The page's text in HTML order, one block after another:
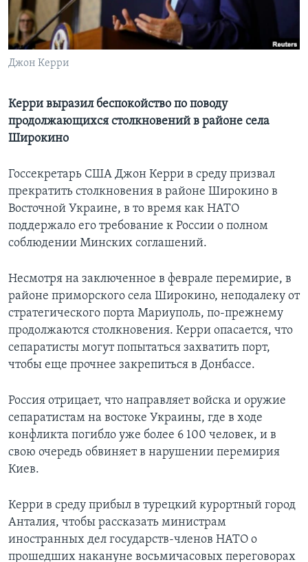
Learning English
СОЦИАЛЬНЫЕ СЕТИ
Языки
Джон Керри
Керри выразил беспокойство по поводу
продолжающихся столкновений в районе села
Широкино
Госсекретарь США Джон Керри в среду призвал
прекратить столкновения в районе Широкино в
Восточной Украине, в то время как НАТО
поддержало его требование к России о полном
соблюдении Минских соглашений.
Несмотря на заключенное в феврале перемирие, в
районе приморского села Широкино, неподалеку от
стратегического порта Мариуполь, по-прежнему
продолжаются столкновения. Керри опасается, что
сепаратисты могут попытаться захватить порт,
чтобы еще прочнее закрепиться в Донбассе.
Россия отрицает, что направляет войска и оружие
сепаратистам на востоке Украины, где в ходе
конфликта погибло уже более 6 100 человек, и в
свою очередь обвиняет в нарушении перемирия
Киев.
Керри в среду прибыл в турецкий курортный город
Анталия, чтобы рассказать министрам
иностранных дел государств-членов НАТО о
прошедших накануне восьмичасовых переговорах